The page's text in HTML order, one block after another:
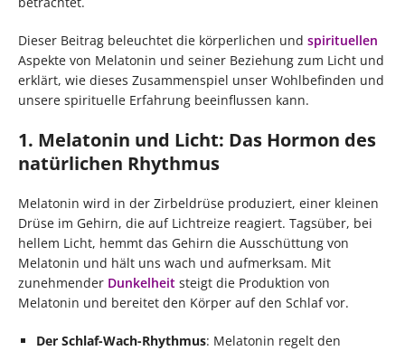
Dieser Beitrag beleuchtet die körperlichen und spirituellen
Aspekte von Melatonin und seiner Beziehung zum Licht und
erklärt, wie dieses Zusammenspiel unser Wohlbefinden und
unsere spirituelle Erfahrung beeinflussen kann.
1. Melatonin und Licht: Das Hormon des
natürlichen Rhythmus
Melatonin wird in der Zirbeldrüse produziert, einer kleinen
Drüse im Gehirn, die auf Lichtreize reagiert. Tagsüber, bei
hellem Licht, hemmt das Gehirn die Ausschüttung von
Melatonin und hält uns wach und aufmerksam. Mit
zunehmender Dunkelheit steigt die Produktion von
Melatonin und bereitet den Körper auf den Schlaf vor.
Der Schlaf-Wach-Rhythmus: Melatonin regelt den